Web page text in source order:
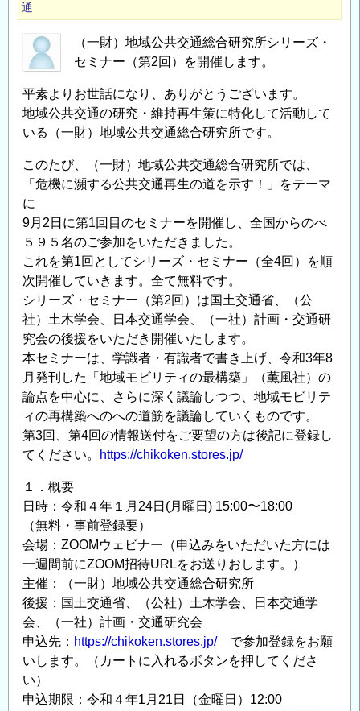
～
川・
海
岸
野
で
研
究
者
を
募
集
し
ま
す
～
の
通
（一財）地域公共交通総合研究所シリーズ・
セミナー（第2回）を開催します。
平素よりお世話になり、ありがとうございます。
地域公共交通の研究・維持再生策に特化して活動して
いる（一財）地域公共交通総合研究所です。
このたび、（一財）地域公共交通総合研究所では、
「危機に瀕する公共交通再生の道を示す！」をテーマ
に
9月2日に第1回目のセミナーを開催し、全国からのべ
５９５名のご参加をいただきました。
これを第1回としてシリーズ・セミナー（全4回）を順
次開催していきます。全て無料です。
シリーズ・セミナー（第2回）は国土交通省、（公
社）土木学会、日本交通学会、（一社）計画・交通研
究会の後援をいただき開催いたします。
本セミナーは、学識者・有識者で書き上げ、令和3年8
月発刊した「地域モビリティの最構築」（薫風社）の
論点を中心に、さらに深く議論しつつ、地域モビリテ
ィの再構築へのへの道筋を議論していくものです。
第3回、第4回の情報送付をご要望の方は後記に登録し
てください。
https://chikoken.stores.jp/
１．概要
日時：令和４年１月24日(月曜日) 15:00〜18:00
（無料・事前登録要）
会場：ZOOMウェビナー（申込みをいただいた方には
一週間前にZOOM招待URLをお送りおします。）
主催：（一財）地域公共交通総合研究所
後援：国土交通省、（公社）土木学会、日本交通学
会、（一社）計画・交通研究会
申込先： https://chikoken.stores.jp/で参加登録をお願
いします。（カートに入れるボタンを押してくださ
い）
申込期限：令和４年1月21日（金曜日）12:00